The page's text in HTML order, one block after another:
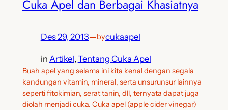
Cuka Apel dan Berbagai Khasiatnya
Des 29, 2013—bycukaapel
in Artikel, Tentang Cuka Apel
Buah apel yang selama ini kita kenal dengan segala
kandungan vitamin, mineral, serta unsurunsur lainnya
seperti fitokimian, serat tanin, dll, ternyata dapat juga
diolah menjadi cuka. Cuka apel (apple cider vinegar)